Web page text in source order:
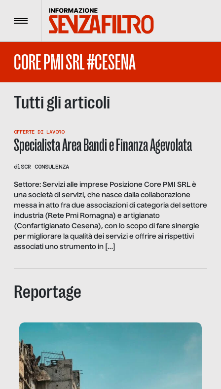
Menu
CORE PMI SRL #CESENA
Tutti gli articoli
OFFERTE DI LAVORO
Specialista Area Bandi e Finanza Agevolata
diSCR CONSULENZA
Settore: Servizi alle imprese Posizione Core PMI SRL è
una società di servizi, che nasce dalla collaborazione
messa in atto fra due associazioni di categoria del settore
industria (Rete Pmi Romagna) e artigianato
(Confartigianato Cesena), con lo scopo di fare sinergie
per migliorare la qualità dei servizi e offrire ai rispettivi
associati uno strumento in […]
Reportage